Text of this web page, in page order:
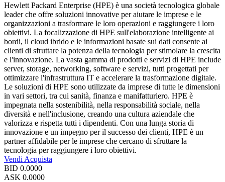
Hewlett Packard Enterprise (HPE) è una società tecnologica globale
leader che offre soluzioni innovative per aiutare le imprese e le
organizzazioni a trasformare le loro operazioni e raggiungere i loro
obiettivi. La focalizzazione di HPE sull'elaborazione intelligente ai
bordi, il cloud ibrido e le informazioni basate sui dati consente ai
clienti di sfruttare la potenza della tecnologia per stimolare la crescita
e l'innovazione. La vasta gamma di prodotti e servizi di HPE include
server, storage, networking, software e servizi, tutti progettati per
ottimizzare l'infrastruttura IT e accelerare la trasformazione digitale.
Le soluzioni di HPE sono utilizzate da imprese di tutte le dimensioni
in vari settori, tra cui sanità, finanza e manifatturiero. HPE è
impegnata nella sostenibilità, nella responsabilità sociale, nella
diversità e nell'inclusione, creando una cultura aziendale che
valorizza e rispetta tutti i dipendenti. Con una lunga storia di
innovazione e un impegno per il successo dei clienti, HPE è un
partner affidabile per le imprese che cercano di sfruttare la
tecnologia per raggiungere i loro obiettivi.
Vendi Acquista
BID 0.0000
ASK 0.0000